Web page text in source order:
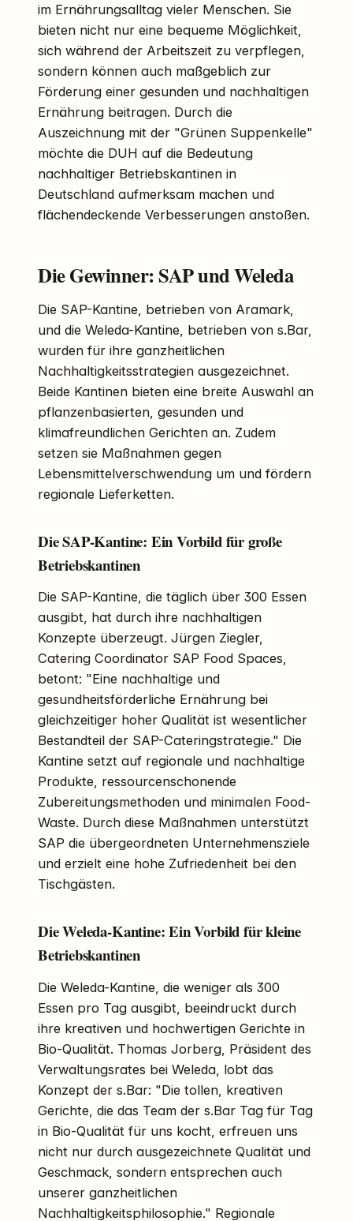
im Ernährungsalltag vieler Menschen. Sie
bieten nicht nur eine bequeme Möglichkeit,
sich während der Arbeitszeit zu verpflegen,
sondern können auch maßgeblich zur
Förderung einer gesunden und nachhaltigen
Ernährung beitragen. Durch die
Auszeichnung mit der "Grünen Suppenkelle"
möchte die DUH auf die Bedeutung
nachhaltiger Betriebskantinen in
Deutschland aufmerksam machen und
flächendeckende Verbesserungen anstoßen.
Die Gewinner: SAP und Weleda
Die SAP-Kantine, betrieben von Aramark,
und die Weleda-Kantine, betrieben von s.Bar,
wurden für ihre ganzheitlichen
Nachhaltigkeitsstrategien ausgezeichnet.
Beide Kantinen bieten eine breite Auswahl an
pflanzenbasierten, gesunden und
klimafreundlichen Gerichten an. Zudem
setzen sie Maßnahmen gegen
Lebensmittelverschwendung um und fördern
regionale Lieferketten.
Die SAP-Kantine: Ein Vorbild für große
Betriebskantinen
Die SAP-Kantine, die täglich über 300 Essen
ausgibt, hat durch ihre nachhaltigen
Konzepte überzeugt. Jürgen Ziegler,
Catering Coordinator SAP Food Spaces,
betont: "Eine nachhaltige und
gesundheitsförderliche Ernährung bei
gleichzeitiger hoher Qualität ist wesentlicher
Bestandteil der SAP-Cateringstrategie." Die
Kantine setzt auf regionale und nachhaltige
Produkte, ressourcenschonende
Zubereitungsmethoden und minimalen Food-
Waste. Durch diese Maßnahmen unterstützt
SAP die übergeordneten Unternehmensziele
und erzielt eine hohe Zufriedenheit bei den
Tischgästen.
Die Weleda-Kantine: Ein Vorbild für kleine
Betriebskantinen
Die Weleda-Kantine, die weniger als 300
Essen pro Tag ausgibt, beeindruckt durch
ihre kreativen und hochwertigen Gerichte in
Bio-Qualität. Thomas Jorberg, Präsident des
Verwaltungsrates bei Weleda, lobt das
Konzept der s.Bar: "Die tollen, kreativen
Gerichte, die das Team der s.Bar Tag für Tag
in Bio-Qualität für uns kocht, erfreuen uns
nicht nur durch ausgezeichnete Qualität und
Geschmack, sondern entsprechen auch
unserer ganzheitlichen
Nachhaltigkeitsphilosophie." Regionale